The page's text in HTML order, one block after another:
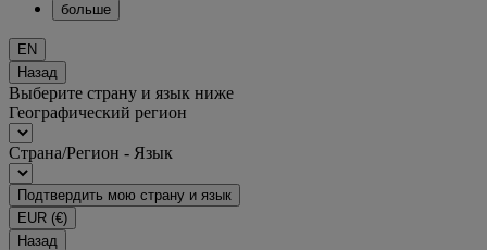
больше
EN
Назад
Выберите страну и язык ниже
Географический регион
Страна/Регион - Язык
Подтвердить мою страну и язык
EUR (€)
Назад